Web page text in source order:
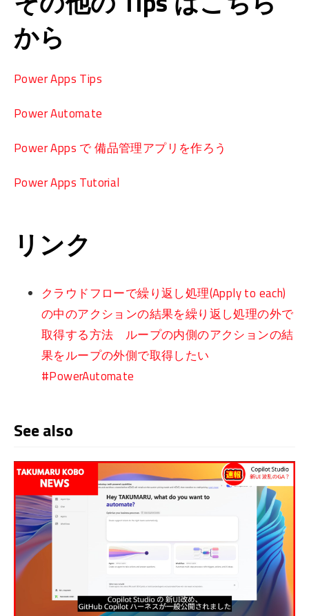
から
Power Apps Tips
Power Automate
Power Apps で 備品管理アプリを作ろう
Power Apps Tutorial
リンク
クラウドフローで繰り返し処理(Apply to each)
の中のアクションの結果を繰り返し処理の外で
取得する方法 ループの内側のアクションの結
果をループの外側で取得したい
#PowerAutomate
See also